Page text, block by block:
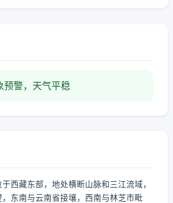
预警，天气平稳
西藏东部，地处横断山脉和三江流域，
东南与云南省接壤，西南与林芝市毗